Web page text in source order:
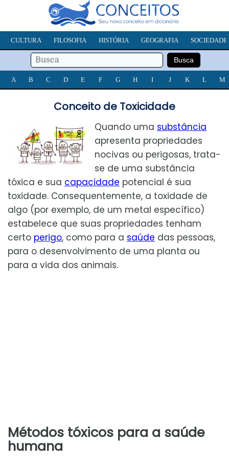
CULTURA FILOSOFIA HISTÓRIA GEOGRAFIA SOCIEDADE
A B C D E F G H I J K L M
Conceito de Toxicidade
Quando uma substância
apresenta propriedades
nocivas ou perigosas, trata-
se de uma substância
tóxica e sua capacidade potencial é sua
toxidade. Consequentemente, a toxidade de
algo (por exemplo, de um metal específico)
estabelece que suas propriedades tenham
certo perigo, como para a saúde das pessoas,
para o desenvolvimento de uma planta ou
para a vida dos animais.
Métodos tóxicos para a saúde
humana